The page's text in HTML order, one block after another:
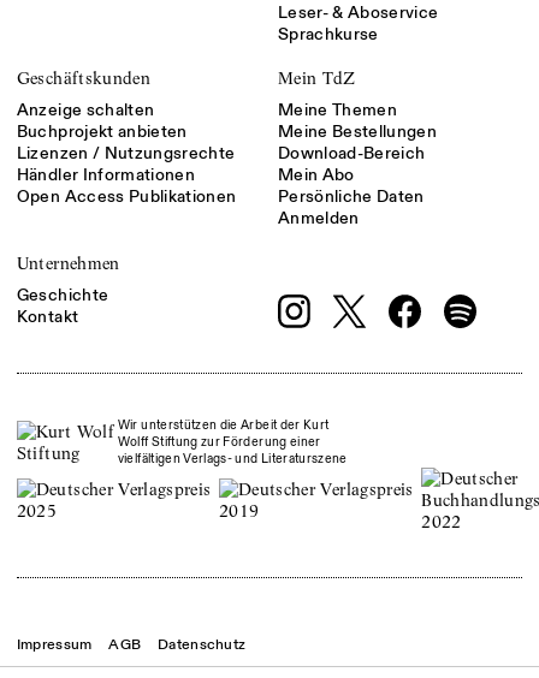
Leser- & Aboservice
Sprachkurse
Geschäftskunden
Anzeige schalten
Buchprojekt anbieten
Lizenzen / Nutzungsrechte
Händler Informationen
Open Access Publikationen
Mein TdZ
Meine Themen
Meine Bestellungen
Download-Bereich
Mein Abo
Persönliche Daten
Anmelden
Unternehmen
Geschichte
Kontakt
Wir unterstützen die Arbeit der Kurt
Wolff Stiftung zur Förderung einer
vielfältigen Verlags- und Literaturszene
Impressum AGB Datenschutz